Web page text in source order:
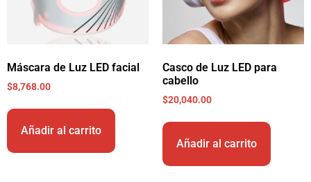
Máscara de Luz LED facial
$8,768.00
Añadir al carrito
Casco de Luz LED para
cabello
$20,040.00
Añadir al carrito